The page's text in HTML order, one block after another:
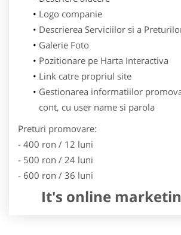
Logo companie
Descrierea Serviciilor si a
Galerie Foto
Pozitionare pe Harta Interactiva
Link catre propriul site
Gestionarea informatiilor
cont, cu user name si parola
Preturi promovare:
- 400 ron / 12 luni
- 500 ron / 24 luni
- 600 ron / 36 luni
It's online